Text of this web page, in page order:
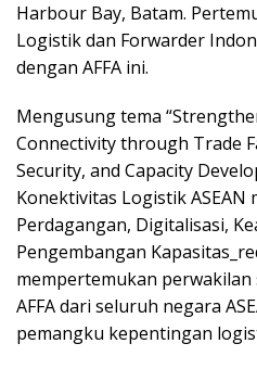
Harbour Bay, Batam.
Logistik dan Forwarder
dengan AFFA ini.
Mengusung tema
Connectivity through Trade
Security, and Capacity
Konektivitas Logistik ASEAN
Perdagangan, Digitalisasi,
Pengembangan
mempertemukan
AFFA dari seluruh negara
pemangku kepentingan